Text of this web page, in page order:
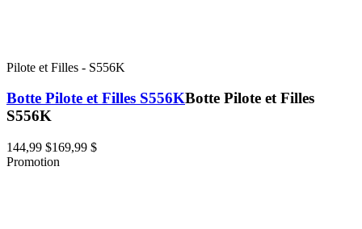
Pilote et Filles - S556K
Botte Pilote et Filles S556KBotte Pilote et Filles
S556K
144,99 $169,99 $
Promotion